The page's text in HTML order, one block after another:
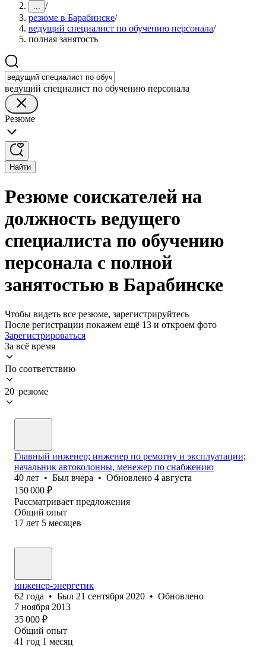
... /
резюме в Барабинске/
ведущий специалист по обучению персонала/
полная занятость
ведущий специалист по обучению персонала
Резюме
Найти
Резюме соискателей на
должность ведущего
специалиста по обучению
персонала с полной
занятостью в Барабинске
Чтобы видеть все резюме, зарегистрируйтесь
После регистрации покажем ещё 13 и откроем фото
Зарегистрироваться
За всё время
По соответствию
20 резюме
Главный инженер; инженер по ремотну и эксплуатации;
начальник автоколонны, менежер по снабжению
40 лет • Был вчера • Обновлено 4 августа
150 000 ₽
Рассматривает предложения
Общий опыт
17 лет 5 месяцев
инженер-энергетик
62 года • Был 21 сентября 2020 • Обновлено
7 ноября 2013
35 000 ₽
Общий опыт
41 год 1 месяц